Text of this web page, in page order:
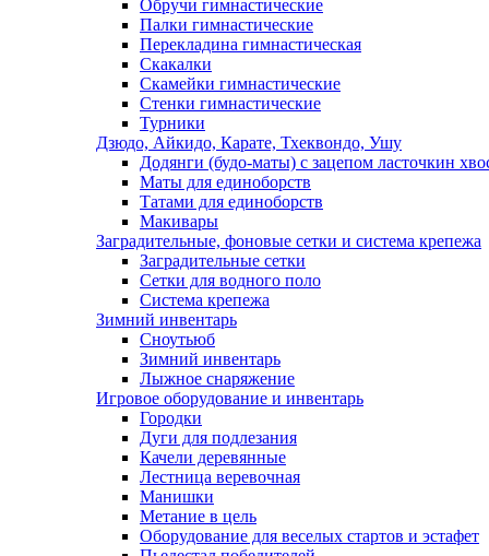
Обручи гимнастические
Палки гимнастические
Перекладина гимнастическая
Скакалки
Скамейки гимнастические
Стенки гимнастические
Турники
Дзюдо, Айкидо, Карате, Тхеквондо, Ушу
Додянги (будо-маты) с зацепом ласточкин
Маты для единоборств
Татами для единоборств
Макивары
Заградительные, фоновые сетки и система крепежа
Заградительные сетки
Сетки для водного поло
Система крепежа
Зимний инвентарь
Сноутьюб
Зимний инвентарь
Лыжное снаряжение
Игровое оборудование и инвентарь
Городки
Дуги для подлезания
Качели деревянные
Лестница веревочная
Манишки
Метание в цель
Оборудование для веселых стартов и эстафет